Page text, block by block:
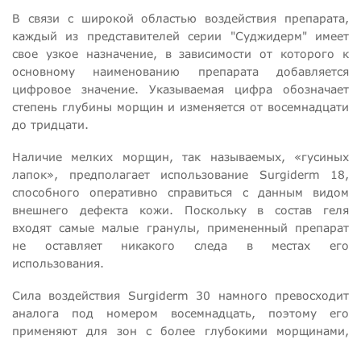
В связи с широкой областью воздействия препарата,
каждый из представителей серии "Суджидерм" имеет
свое узкое назначение, в зависимости от которого к
основному наименованию препарата добавляется
цифровое значение. Указываемая цифра обозначает
степень глубины морщин и изменяется от восемнадцати
до тридцати.
Наличие мелких морщин, так называемых, «гусиных
лапок», предполагает использование Surgiderm 18,
способного оперативно справиться с данным видом
внешнего дефекта кожи. Поскольку в состав геля
входят самые малые гранулы, примененный препарат
не оставляет никакого следа в местах его
использования.
Сила воздействия Surgiderm 30 намного превосходит
аналога под номером восемнадцать, поэтому его
применяют для зон с более глубокими морщинами,